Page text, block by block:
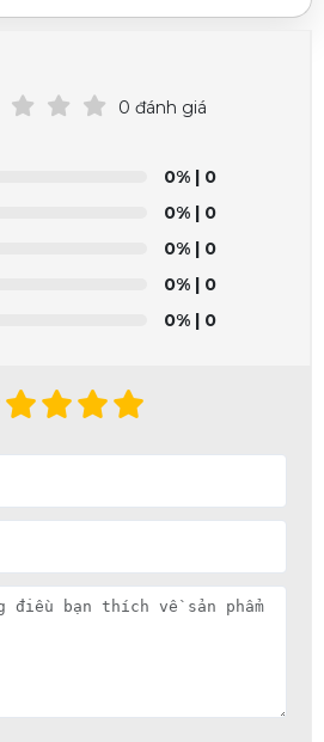
0 đánh giá
0% | 0
0% | 0
0% | 0
0% | 0
0% | 0